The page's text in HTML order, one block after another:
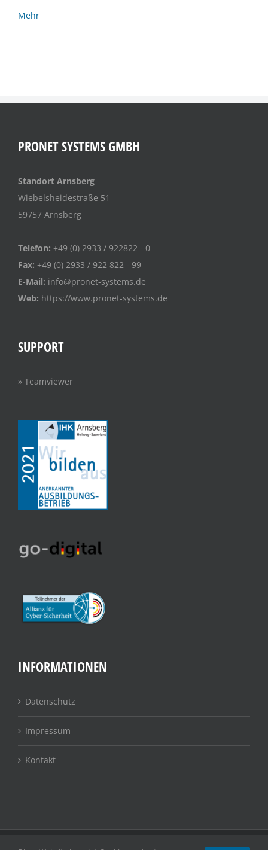
Mehr
PRONET SYSTEMS GMBH
Standort Arnsberg
Wiebelsheidestraße 51
59757 Arnsberg
Telefon: +49 (0) 2933 / 922822 - 0
Fax: +49 (0) 2933 / 922 822 - 99
E-Mail: info@pronet-systems.de
Web: https://www.pronet-systems.de
SUPPORT
» Teamviewer
INFORMATIONEN
Datenschutz
Impressum
Kontakt
© 2021 - 2025 | ProNet Systems GmbH | IT-Lösungen für den